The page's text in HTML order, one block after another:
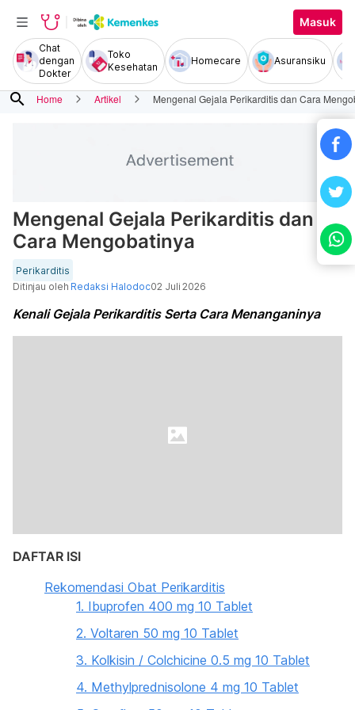
Masuk
Chat
dengan
Dokter
Toko
Kesehatan
Homecare Asuransiku
search Home Artikel Mengenal Gejala Perikarditis dan Cara
Mengenal Gejala Perikarditis dan
Cara Mengobatinya
Perikarditis
Ditinjau oleh Redaksi Halodoc02 Juli 2026
Kenali Gejala Perikarditis Serta Cara Menanganinya
DAFTAR ISI
Rekomendasi Obat Perikarditis
1. Ibuprofen 400 mg 10 Tablet
2. Voltaren 50 mg 10 Tablet
3. Kolkisin / Colchicine 0.5 mg 10 Tablet
4. Methylprednisolone 4 mg 10 Tablet